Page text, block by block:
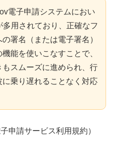
電子申請システムにおい
用されており、正確なフ
署名（または電子署名）
能を使いこなすことで、
スムーズに進められ、行
乗り遅れることなく対応
申請サービス利用規約）